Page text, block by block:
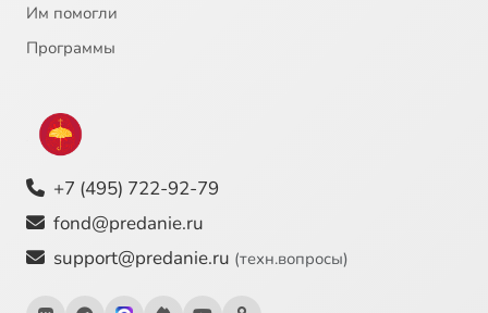
Им помогли
Программы
+7 (495) 722-92-79
fond@predanie.ru
support@predanie.ru (техн.вопросы)